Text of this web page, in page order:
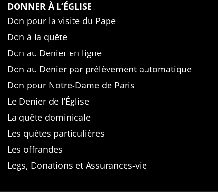
DONNER À L’ÉGLISE
Don pour la visite du Pape
Don à la quête
Don au Denier en ligne
Don au Denier par prélèvement automatique
Don pour Notre-Dame de Paris
Le Denier de l’Église
La quête dominicale
Les quêtes particulières
Les offrandes
Legs, Donations et Assurances-vie